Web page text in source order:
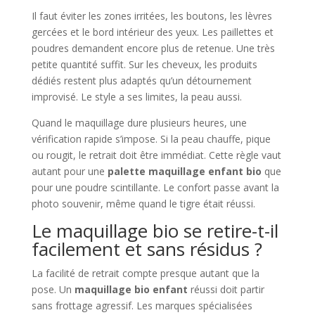
Il faut éviter les zones irritées, les boutons, les lèvres
gercées et le bord intérieur des yeux. Les paillettes et
poudres demandent encore plus de retenue. Une très
petite quantité suffit. Sur les cheveux, les produits
dédiés restent plus adaptés qu’un détournement
improvisé. Le style a ses limites, la peau aussi.
Quand le maquillage dure plusieurs heures, une
vérification rapide s’impose. Si la peau chauffe, pique
ou rougit, le retrait doit être immédiat. Cette règle vaut
autant pour une palette maquillage enfant bio que
pour une poudre scintillante. Le confort passe avant la
photo souvenir, même quand le tigre était réussi.
Le maquillage bio se retire-t-il
facilement et sans résidus ?
La facilité de retrait compte presque autant que la
pose. Un maquillage bio enfant réussi doit partir
sans frottage agressif. Les marques spécialisées